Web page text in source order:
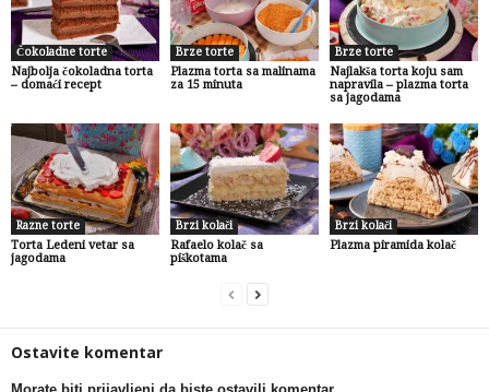
Čokoladne torte
Najbolja čokoladna torta
– domaći recept
Brze torte
Plazma torta sa malinama
za 15 minuta
Brze torte
Najlakša torta koju sam
napravila – plazma torta
sa jagodama
Razne torte
Torta Ledeni vetar sa
jagodama
Brzi kolači
Rafaelo kolač sa
piškotama
Brzi kolači
Plazma piramida kolač
Ostavite komentar